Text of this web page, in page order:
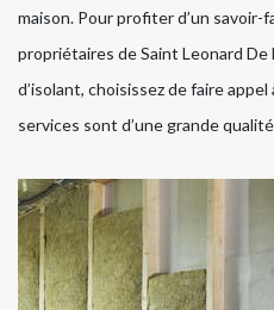
maison. Pour profiter d’un savoir-
propriétaires de Saint Leonard
d’isolant, choisissez de faire appel
services sont d’une grande